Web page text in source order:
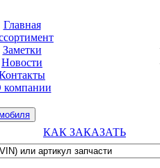
Главная
Заметки
Новости
компании
КАК ЗАКАЗАТЬ